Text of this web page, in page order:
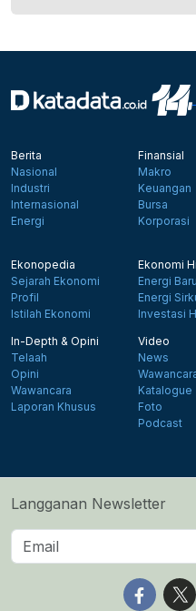
Berita
Nasional
Industri
Internasional
Energi
Finansial
Makro
Keuangan
Bursa
Korporasi
Ekonopedia
Sejarah Ekonomi
Profil
Istilah Ekonomi
Ekonomi
Energi Baru
Energi
Investasi
In-Depth & Opini
Telaah
Opini
Wawancara
Laporan Khusus
Video
News
Katalogue
Foto
Podcast
Langganan Newsletter